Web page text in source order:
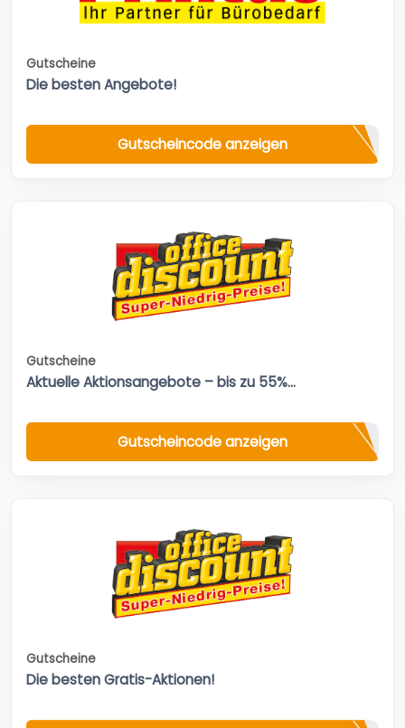
Gutscheine
Die besten Angebote!
Gutscheincode anzeigen
Gutscheine
Aktuelle Aktionsangebote – bis zu 55%...
Gutscheincode anzeigen
Gutscheine
Die besten Gratis-Aktionen!